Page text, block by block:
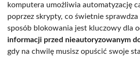
komputera umożliwia automatyzację
poprzez skrypty, co świetnie sprawdza
sposób blokowania jest kluczowy dla
informacji przed nieautoryzowanym
gdy na chwilę musisz opuścić swoje